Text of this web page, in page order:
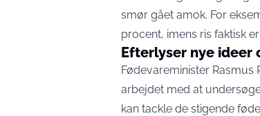
smør gået amok. For
procent, imens ris faktisk
Efterlyser nye ideer
Fødevareminister
arbejdet med at
kan tackle de stigende